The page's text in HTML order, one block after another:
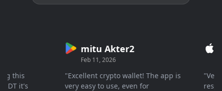
it's
mitu Akter2
Feb 11, 2026
"Excellent crypto wallet! The app is
very easy to use, even for
"Very